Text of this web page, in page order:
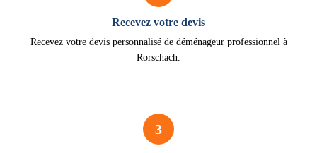
Recevez votre devis
Recevez votre devis personnalisé de déménageur professionnel à
Rorschach.
3